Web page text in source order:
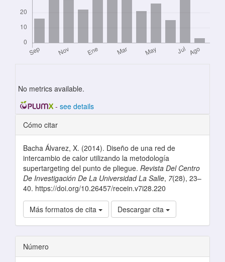
No metrics available.
- see details
Detalles del artículo
Cómo citar
Bacha Álvarez, X. (2014). Diseño de una red de
intercambio de calor utilizando la metodología
supertargeting del punto de pliegue. Revista Del Centro
De Investigación De La Universidad La Salle, 7(28), 23–
40. https://doi.org/10.26457/recein.v7i28.220
Más formatos de cita Descargar cita
Número